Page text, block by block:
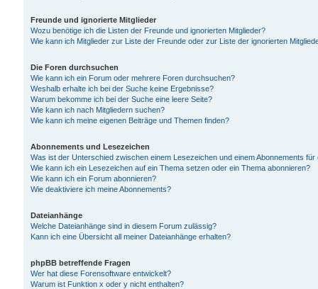
Freunde und ignorierte Mitglieder
Wozu benötige ich die Listen der Freunde und ignorierten Mitglieder?
Wie kann ich Mitglieder zur Liste der Freunde oder zur Liste der ignorierten
Die Foren durchsuchen
Wie kann ich ein Forum oder mehrere Foren durchsuchen?
Weshalb erhalte ich bei der Suche keine Ergebnisse?
Warum bekomme ich bei der Suche eine leere Seite?
Wie kann ich nach Mitgliedern suchen?
Wie kann ich meine eigenen Beiträge und Themen finden?
Abonnements und Lesezeichen
Was ist der Unterschied zwischen einem Lesezeichen und einem Abonnements
Wie kann ich ein Lesezeichen auf ein Thema setzen oder ein Thema abonnieren?
Wie kann ich ein Forum abonnieren?
Wie deaktiviere ich meine Abonnements?
Dateianhänge
Welche Dateianhänge sind in diesem Forum zulässig?
Kann ich eine Übersicht all meiner Dateianhänge erhalten?
phpBB betreffende Fragen
Wer hat diese Forensoftware entwickelt?
Warum ist Funktion x oder y nicht enthalten?